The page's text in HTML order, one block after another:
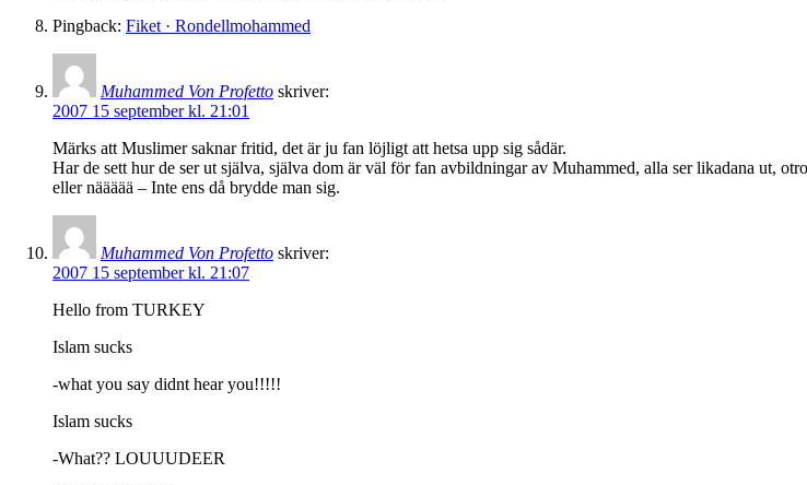
Pingback: Fiket · Rondellmohammed
Muhammed Von Profetto skriver:
2007 15 september kl. 21:01
Märks att Muslimer saknar fritid, det är ju fan löjligt att hetsa upp sig sådär.
Har de sett hur de ser ut själva, själva dom är väl för fan avbildningar av Muhammed, alla ser likadana ut,
eller näääää – Inte ens då brydde man sig.
Muhammed Von Profetto skriver:
2007 15 september kl. 21:07
Hello from TURKEY
Islam sucks
-what you say didnt hear you!!!!!
Islam sucks
-What?? LOUUUDEER